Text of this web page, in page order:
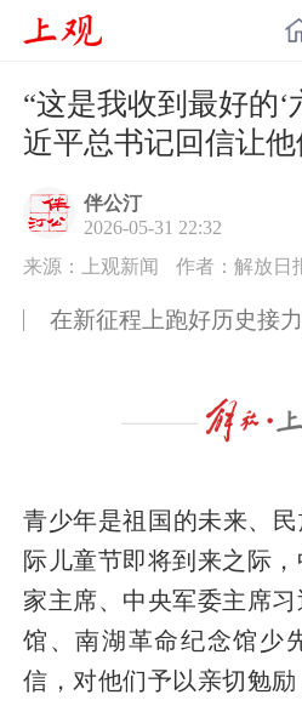
“这是我收到最好的‘
近平总书记回信让
伴公汀
2026-05-31 22:32
来源：上观新闻
作者：解放日
在新征程上跑好历史接
青少年是祖国的未来、
际儿童节即将到来之际
家主席、中央军委主席
馆、南湖革命纪念馆少
信，对他们予以亲切勉